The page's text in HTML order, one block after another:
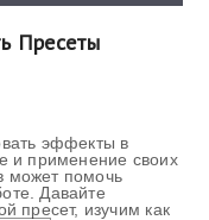
Пресеты
эффекты в
и применение своих
может помочь
Давайте
пресет, изучим как